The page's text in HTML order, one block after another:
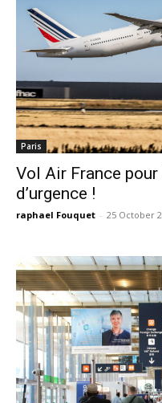
Paris
Vol Air France
d’urgence !
raphael Fouquet - 25 October